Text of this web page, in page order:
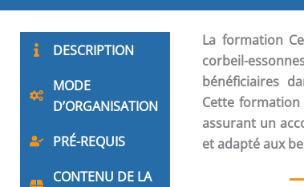
DESCRIPTION
MODE
D’ORGANISATION
PRÉ-REQUIS
CONTENU DE LA
La formation
corbeil-
bénéficiaires
Cette formation
assurant un
et adapté aux